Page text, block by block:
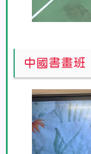
中國書畫班